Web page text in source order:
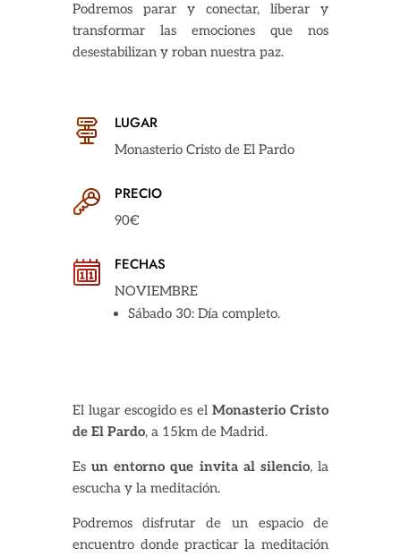
Podremos parar y conectar, liberar y
transformar las emociones que nos
desestabilizan y roban nuestra paz.
LUGAR
Monasterio Cristo de El Pardo
PRECIO
90€
FECHAS
NOVIEMBRE
Sábado 30: Día completo.
El lugar escogido es elMonasterio Cristo
de El Pardo, a 15km de Madrid.
Es un entorno que invita al silencio, la
escucha y la meditación.
‍Podremos disfrutar de un espacio de
encuentro donde practicar la meditación